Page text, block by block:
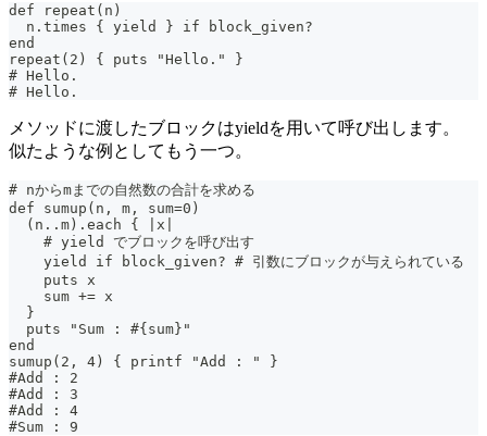
def repeat(n)
  n.times { yield } if block_given?
end
repeat(2) { puts "Hello." }
# Hello.
# Hello.
メソッドに渡したブロックはyieldを用いて呼び出します。
似たような例としてもう一つ。
# nからmまでの自然数の合計を求める
def sumup(n, m, sum=0)
  (n..m).each { |x|
    # yield でブロックを呼び出す
    yield if block_given? # 引数にブロックが与えられている
    puts x
    sum += x
  }
  puts "Sum : #{sum}"
end
sumup(2, 4) { printf "Add : " }
#Add : 2
#Add : 3
#Add : 4
#Sum : 9